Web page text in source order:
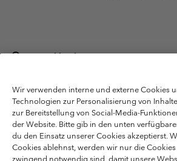
Deutschland
München Deutschland. Alle Rechte vorbehalten.
Nutzungsbedingungen
Allgemeine
Datenschutzerklärung
Bestimmungen und Bedingungen des Mitglieder
Wir verwenden interne und externe Cookies
Technologien zur Personalisierung von
zur Bereitstellung von Social-Media-
der Website. Bitte gib in den unten
du den Einsatz unserer Cookies akzeptierst.
Cookies ablehnst, werden wir nur die
zwingend notwendig sind, damit unsere
Bitte wählen Sie Ihr Lieferland